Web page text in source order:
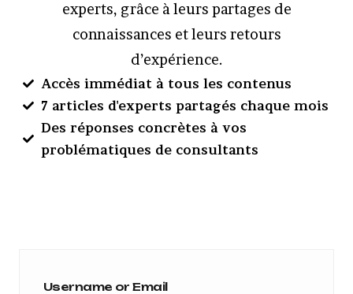
experts, grâce à leurs partages de
connaissances et leurs retours
d’expérience.
Accès immédiat à tous les contenus
7 articles d'experts partagés chaque mois
Des réponses concrètes à vos
problématiques de consultants
Username or Email